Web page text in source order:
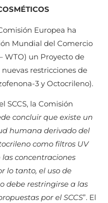
Europea ha
Mundial del Comercio
WTO) un Proyecto de
restricciones de
3 y Octocrileno).
SCCS, la Comisión
concluir que existe un
humana derivado del
como filtros UV
concentraciones
lo tanto, el uso de
debe restringirse a las
por el SCCS”. El